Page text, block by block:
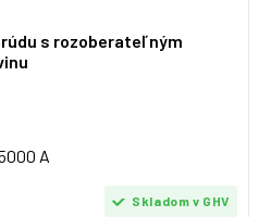
s rozoberateľným
A
Skladom v GHV